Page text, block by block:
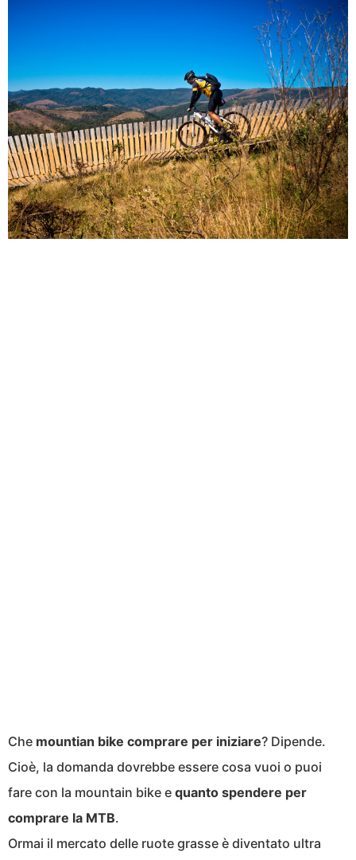
Che mountian bike comprare per iniziare? Dipende.
Cioè, la domanda dovrebbe essere cosa vuoi o puoi
fare con la mountain bike e quanto spendere per
comprare la MTB.
Ormai il mercato delle ruote grasse è diventato ultra